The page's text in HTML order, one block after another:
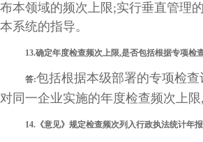
布本领域的频次上限;实行垂直管理
本系统的指导。
13.确定年度检查频次上限,是否包括根据专项检
答:包括根据本级部署的专项检
对同一企业实施的年度检查频次上限
14.《意见》规定检查频次列入行政执法统计年